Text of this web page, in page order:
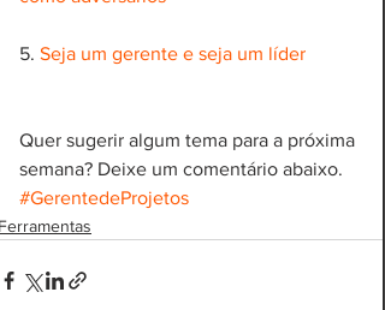
5. Seja um gerente e seja um líder
Quer sugerir algum tema para a próxima
semana? Deixe um comentário abaixo.
#GerentedeProjetos